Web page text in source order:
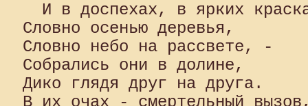
И в доспехах, в ярких
Словно осенью деревья,
Словно небо на рассвете, -
Собрались они в долине,
Дико глядя друг на друга.